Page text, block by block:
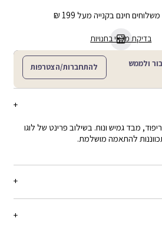
משלוחים חינם בקנייה מעל 199 ₪
בדיקת מלאי בחנויות
ולממש
להתחברות/הצטרפות
מבד גמיש ונוח. בשילוב פרינט של לוגו
להתאמה מושלמת.